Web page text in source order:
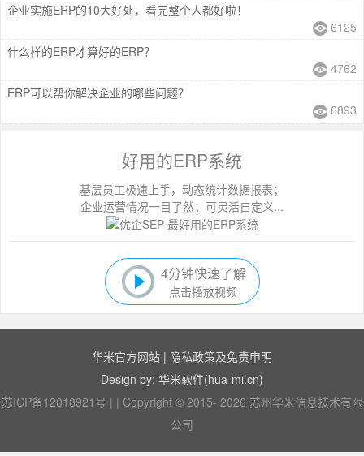
企业实施ERP的10大好处，看完整个人都好啦！
6125
什么样的ERP才算好的ERP？
4762
ERP可以帮你解决企业的哪些问题？
6893
好用的ERP系统
基层员工极速上手，动态统计数据报表；
企业运营情况一目了然；可灵活自定义...
4分钟快速了解
点击播放视频
华米官方网站 | 隐私政策及免责申明
Design by: 华米软件(hua-mi.cn)
苏ICP备12018921号 | | Copyright © 2015- 2026 苏州华米信息技术有限
公司